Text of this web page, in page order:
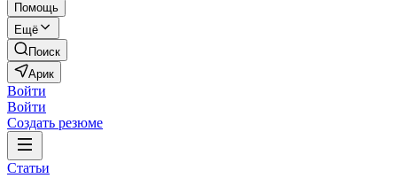
Помощь
Ещё
Поиск
Арик
Войти
Войти
Создать резюме
Статьи